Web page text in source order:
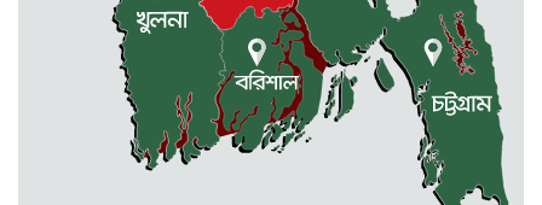
ঢাকাসহ যেসব অঞ্চলে বজ্রবৃষ্টির আভাস
কলমাকান্দা-নেত্রকোনা আঞ্চলিক সড়কে
৫ শতাধিক গাছের চারা রোপণ